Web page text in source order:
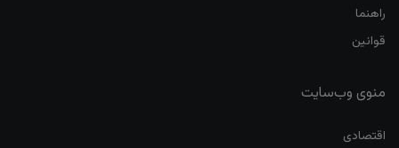
راهنما
قوانین
منوی وب‌سایت
اقتصادی